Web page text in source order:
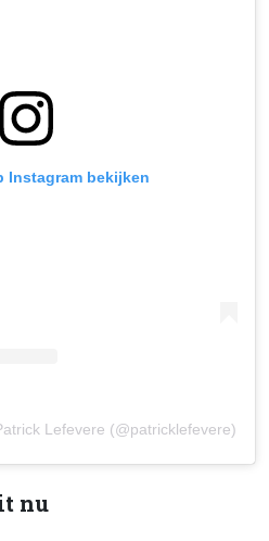
Instagram bekijken
Lefevere (@patricklefevere)
nu